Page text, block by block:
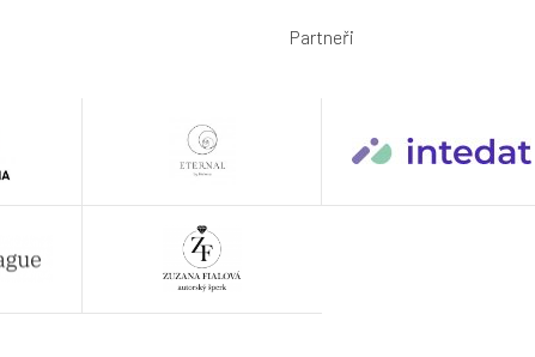
Partneři